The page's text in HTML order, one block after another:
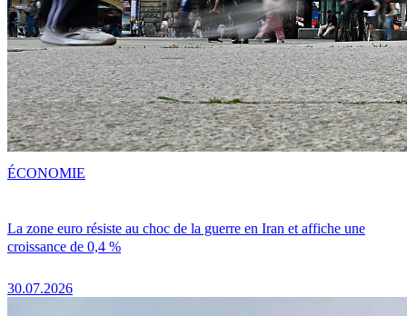
La zone euro résiste au choc de la guerre en Iran et affiche une
croissance de 0,4 %
30.07.2026
ÉCONOMIE